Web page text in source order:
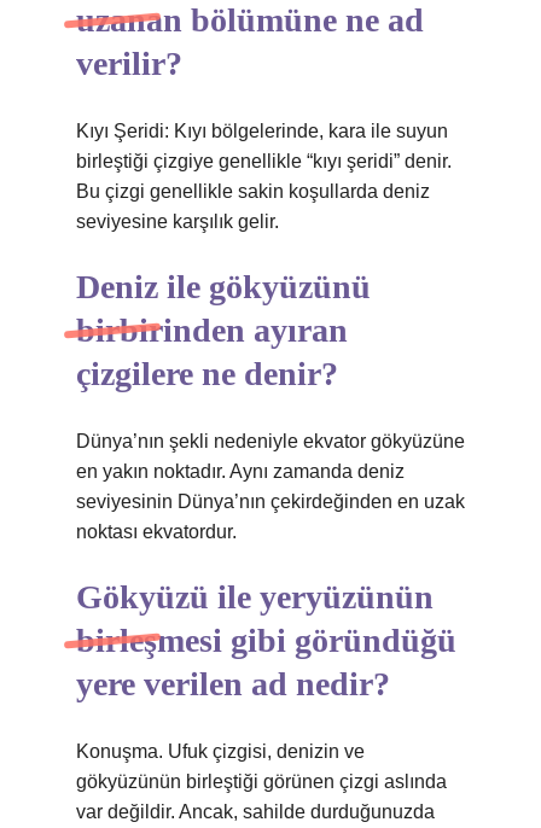
uzanan bölümüne ne ad
verilir?
Kıyı Şeridi: Kıyı bölgelerinde, kara ile suyun
birleştiği çizgiye genellikle “kıyı şeridi” denir.
Bu çizgi genellikle sakin koşullarda deniz
seviyesine karşılık gelir.
Deniz ile gökyüzünü
birbirinden ayıran
çizgilere ne denir?
Dünya’nın şekli nedeniyle ekvator gökyüzüne
en yakın noktadır. Aynı zamanda deniz
seviyesinin Dünya’nın çekirdeğinden en uzak
noktası ekvatordur.
Gökyüzü ile yeryüzünün
birleşmesi gibi göründüğü
yere verilen ad nedir?
Konuşma. Ufuk çizgisi, denizin ve
gökyüzünün birleştiği görünen çizgi aslında
var değildir. Ancak, sahilde durduğunuzda